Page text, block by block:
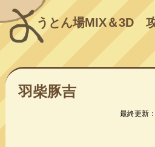
うとん場MIX＆3D攻
羽柴豚吉
最終更新